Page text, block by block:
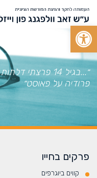
Open toolbar
״...בגיל 14
פרודיה על פאוסט״
פרקים בחייו
קווים ביוגרפים